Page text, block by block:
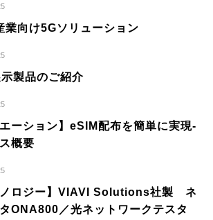
業向け5Gソリューション
製品のご紹介
ーション】eSIM配布を簡単に実現-
概要
ノロジー】VIAVI Solutions社製 ネ
ONA800／光ネットワークテスタ